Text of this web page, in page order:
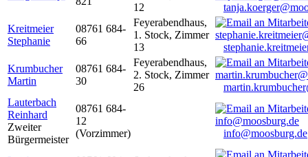
12
Kreitmeier
Stephanie
08761 684-
66
Feyerabendhaus,
1. Stock, Zimmer
13
Krumbucher
Martin
08761 684-
30
Feyerabendhaus,
2. Stock, Zimmer
26
Lauterbach
Reinhard
Zweiter
Bürgermeister
08761 684-
12
(Vorzimmer)
info@moosburg.de